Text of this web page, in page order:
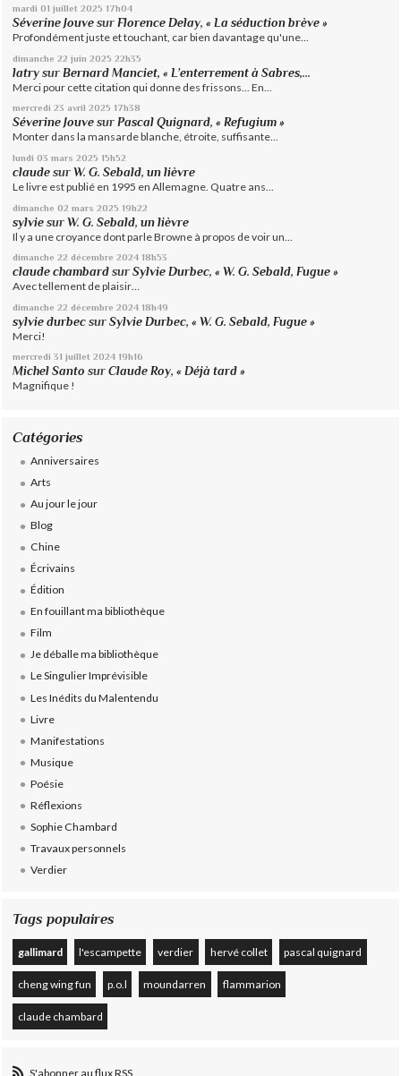
mardi 01 juillet 2025 17h04
Séverine Jouve surFlorence Delay, « La séduction brève »
Profondément juste et touchant, car bien davantage qu'une...
dimanche 22 juin 2025 22h35
latry surBernard Manciet, « L’enterrement à Sabres,...
Merci pour cette citation qui donne des frissons... En...
mercredi 23 avril 2025 17h38
Séverine Jouve surPascal Quignard, « Refugium »
Monter dans la mansarde blanche, étroite, suffisante...
lundi 03 mars 2025 15h52
claude surW. G. Sebald, un lièvre
Le livre est publié en 1995 en Allemagne. Quatre ans...
dimanche 02 mars 2025 19h22
sylvie surW. G. Sebald, un lièvre
Il y a une croyance dont parle Browne à propos de voir un...
dimanche 22 décembre 2024 18h53
claude chambard surSylvie Durbec, « W. G. Sebald, Fugue »
Avec tellement de plaisir…
dimanche 22 décembre 2024 18h49
sylvie durbec surSylvie Durbec, « W. G. Sebald, Fugue »
Merci!
mercredi 31 juillet 2024 19h16
Michel Santo surClaude Roy, « Déjà tard »
Magnifique !
Catégories
Anniversaires
Arts
Au jour le jour
Blog
Chine
Écrivains
Édition
En fouillant ma bibliothèque
Film
Je déballe ma bibliothèque
Le Singulier Imprévisible
Les Inédits du Malentendu
Livre
Manifestations
Musique
Poésie
Réflexions
Sophie Chambard
Travaux personnels
Verdier
Tags populaires
gallimard l'escampette verdier hervé collet pascal quignard
cheng wing fun p.o.l moundarren flammarion
claude chambard
S'abonner au flux RSS